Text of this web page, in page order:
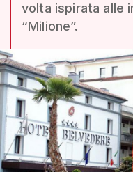
volta ispirata alle
“Milione”.